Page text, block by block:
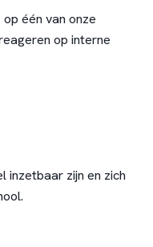
één van onze
op interne
inzetbaar zijn en zich